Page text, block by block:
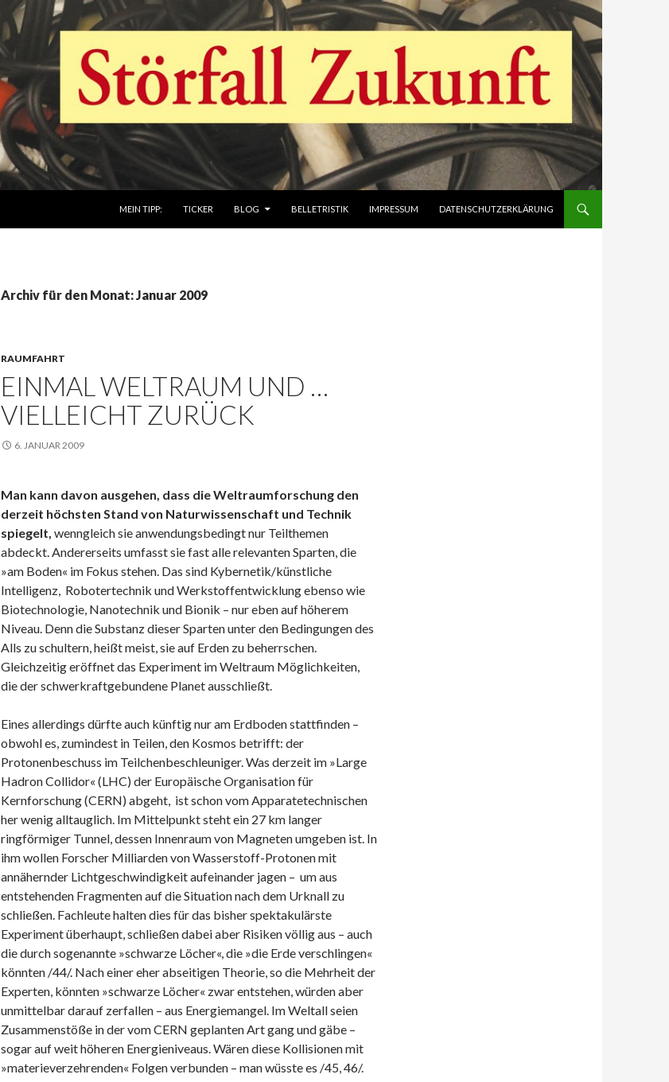
MEIN TIPP:
TICKER BLOG BELLETRISTIK IMPRESSUM DATENSCHUTZERKLÄRUNG
Archiv für den Monat: Januar 2009
RAUMFAHRT
EINMAL WELTRAUM UND …
VIELLEICHT ZURÜCK
6. JANUAR 2009
Man kann davon ausgehen, dass die Weltraumforschung den
derzeit höchsten Stand von Naturwissenschaft und Technik
spiegelt, wenngleich sie anwendungsbedingt nur Teilthemen
abdeckt. Andererseits umfasst sie fast alle relevanten Sparten, die
»am Boden« im Fokus stehen. Das sind Kybernetik/künstliche
Intelligenz, Robotertechnik und Werkstoffentwicklung ebenso wie
Biotechnologie, Nanotechnik und Bionik – nur eben auf höherem
Niveau. Denn die Substanz dieser Sparten unter den Bedingungen des
Alls zu schultern, heißt meist, sie auf Erden zu beherrschen.
Gleichzeitig eröffnet das Experiment im Weltraum Möglichkeiten,
die der schwerkraftgebundene Planet ausschließt.
Eines allerdings dürfte auch künftig nur am Erdboden stattfinden –
obwohl es, zumindest in Teilen, den Kosmos betrifft: der
Protonenbeschuss im Teilchenbeschleuniger. Was derzeit im »Large
Hadron Collidor« (LHC) der Europäische Organisation für
Kernforschung (CERN) abgeht, ist schon vom Apparatetechnischen
her wenig alltauglich. Im Mittelpunkt steht ein 27 km langer
ringförmiger Tunnel, dessen Innenraum von Magneten umgeben ist. In
ihm wollen Forscher Milliarden von Wasserstoff-Protonen mit
annähernder Lichtgeschwindigkeit aufeinander jagen – um aus
entstehenden Fragmenten auf die Situation nach dem Urknall zu
schließen. Fachleute halten dies für das bisher spektakulärste
Experiment überhaupt, schließen dabei aber Risiken völlig aus – auch
die durch sogenannte »schwarze Löcher«, die »die Erde verschlingen«
könnten /44/. Nach einer eher abseitigen Theorie, so die Mehrheit der
Experten, könnten »schwarze Löcher« zwar entstehen, würden aber
unmittelbar darauf zerfallen – aus Energiemangel. Im Weltall seien
Zusammenstöße in der vom CERN geplanten Art gang und gäbe –
sogar auf weit höheren Energieniveaus. Wären diese Kollisionen mit
»materieverzehrenden« Folgen verbunden – man wüsste es /45, 46/.